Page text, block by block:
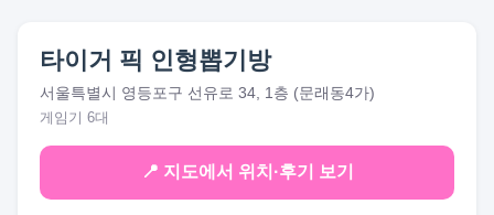
타이거 픽 인형뽑기방
서울특별시 영등포구 선유로 34, 1층 (문래동4가)
게임기 6대
📍 지도에서 위치·후기 보기